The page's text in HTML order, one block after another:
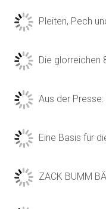
Pleiten, Pech
Die glorreichen
Aus der
Eine Basis für
ZACK BUMM